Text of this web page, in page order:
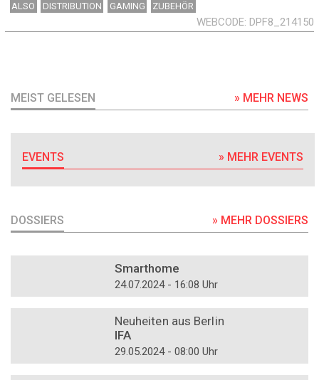
ALSO DISTRIBUTION GAMING ZUBEHÖR
WEBCODE DPF8_214150
MEIST GELESEN » MEHR NEWS
EVENTS » MEHR EVENTS
DOSSIERS » MEHR DOSSIERS
Smarthome
24.07.2024 - 16:08 Uhr
Neuheiten aus Berlin
IFA
29.05.2024 - 08:00 Uhr